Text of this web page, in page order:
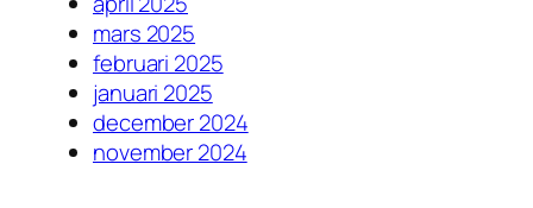
mars 2025
februari 2025
januari 2025
december 2024
november 2024